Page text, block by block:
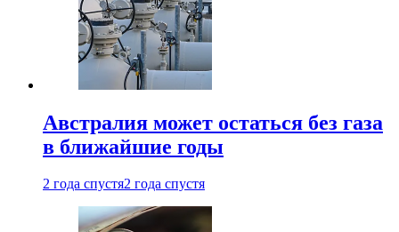
Австралия может остаться без газа
в ближайшие годы
2 года спустя2 года спустя